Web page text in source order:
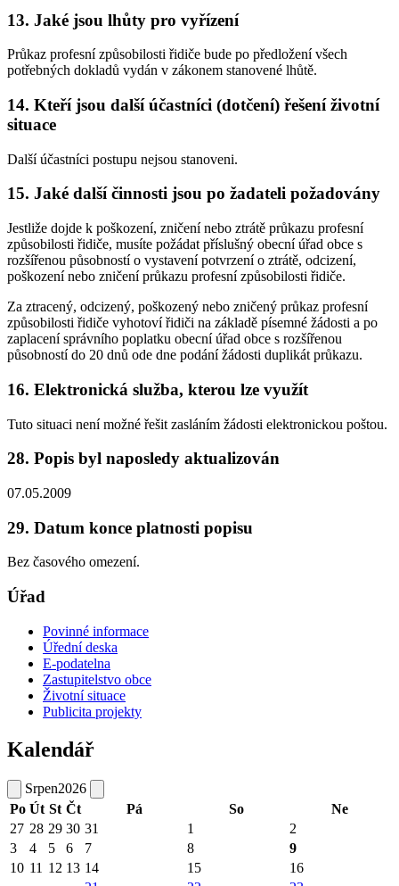
13. Jaké jsou lhůty pro vyřízení
Průkaz profesní způsobilosti řidiče bude po předložení všech
potřebných dokladů vydán v zákonem stanovené lhůtě.
14. Kteří jsou další účastníci (dotčení) řešení životní
situace
Další účastníci postupu nejsou stanoveni.
15. Jaké další činnosti jsou po žadateli požadovány
Jestliže dojde k poškození, zničení nebo ztrátě průkazu profesní
způsobilosti řidiče, musíte požádat příslušný obecní úřad obce s
rozšířenou působností o vystavení potvrzení o ztrátě, odcizení,
poškození nebo zničení průkazu profesní způsobilosti řidiče.
Za ztracený, odcizený, poškozený nebo zničený průkaz profesní
způsobilosti řidiče vyhotoví řidiči na základě písemné žádosti a po
zaplacení správního poplatku obecní úřad obce s rozšířenou
působností do 20 dnů ode dne podání žádosti duplikát průkazu.
16. Elektronická služba, kterou lze využít
Tuto situaci není možné řešit zasláním žádosti elektronickou poštou.
28. Popis byl naposledy aktualizován
07.05.2009
29. Datum konce platnosti popisu
Bez časového omezení.
Úřad
Povinné informace
Úřední deska
E-podatelna
Zastupitelstvo obce
Životní situace
Publicita projekty
Kalendář
Srpen2026
Po Út St Čt Pá So
Ne
27 28 29 30 31 1
2
3
4 5 6 7 8
9
10 11 12 13 14 15
16